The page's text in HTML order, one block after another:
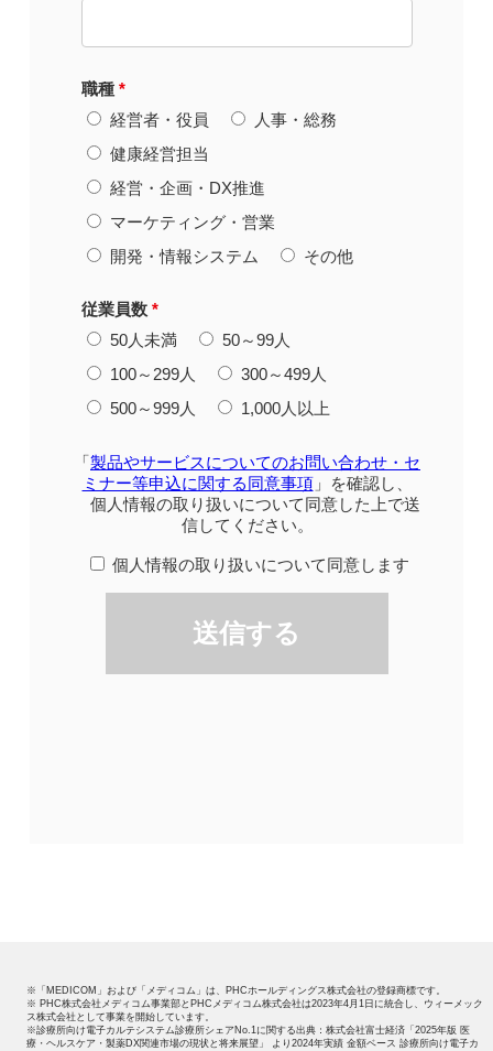
※「MEDICOM」および「メディコム」は、PHCホールディングス株式会社の登録商標です。
※ PHC株式会社メディコム事業部とPHCメディコム株式会社は2023年4月1日に統合し、ウィーメック
ス株式会社として事業を開始しています。
※診療所向け電子カルテシステム診療所シェアNo.1に関する出典：株式会社富士経済「2025年版 医
療・ヘルスケア・製薬DX関連市場の現状と将来展望」 より2024年実績 金額ベース 診療所向け電子カ